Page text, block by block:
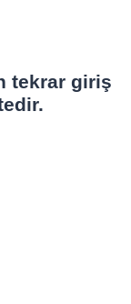
tekrar giriş